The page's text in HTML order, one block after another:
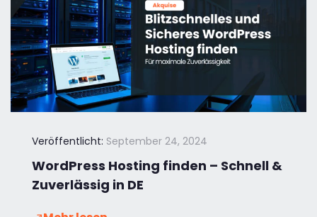
Veröffentlicht: September 24, 2024
WordPress Hosting finden – Schnell &
Zuverlässig in DE